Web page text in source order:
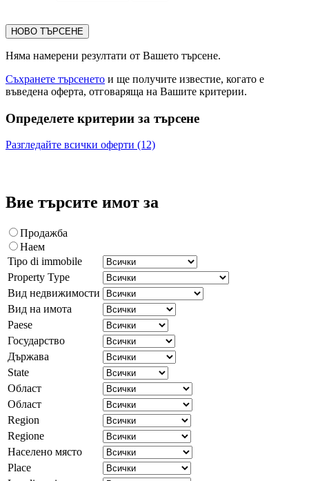
НОВО ТЪРСЕНЕ
Няма намерени резултати от Вашето търсене.
Съхранете търсенето и ще получите известие, когато е
въведена оферта, отговаряща на Вашите критерии.
Определете критерии за търсене
Разгледайте всички оферти (12)
Вие търсите имот за
Продажба
Наем
Tipo di immobile
Property Type
Вид недвижимости
Вид на имота
Paese
Государство
Държава
State
Област
Област
Region
Regione
Населено място
Place